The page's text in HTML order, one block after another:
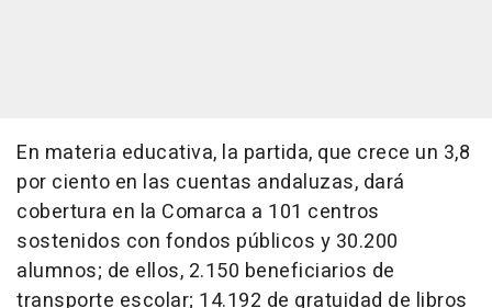
En materia educativa, la partida, que crece un 3,8
por ciento en las cuentas andaluzas, dará
cobertura en la Comarca a 101 centros
sostenidos con fondos públicos y 30.200
alumnos; de ellos, 2.150 beneficiarios de
transporte escolar; 14.192 de gratuidad de libros